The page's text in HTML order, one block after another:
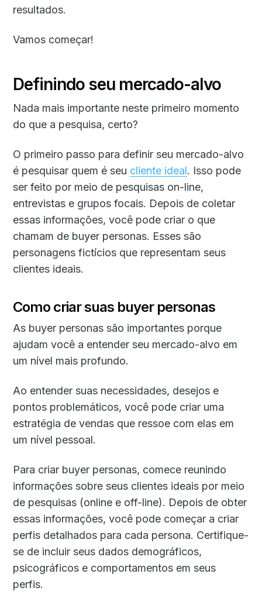
resultados.
Vamos começar!
Definindo seu mercado-alvo
Nada mais importante neste primeiro momento
do que a pesquisa, certo?
O primeiro passo para definir seu mercado-alvo
é pesquisar quem é seu cliente ideal. Isso pode
ser feito por meio de pesquisas on-line,
entrevistas e grupos focais. Depois de coletar
essas informações, você pode criar o que
chamam de buyer personas. Esses são
personagens fictícios que representam seus
clientes ideais.
Como criar suas buyer personas
As buyer personas são importantes porque
ajudam você a entender seu mercado-alvo em
um nível mais profundo.
Ao entender suas necessidades, desejos e
pontos problemáticos, você pode criar uma
estratégia de vendas que ressoe com elas em
um nível pessoal.
Para criar buyer personas, comece reunindo
informações sobre seus clientes ideais por meio
de pesquisas (online e off-line). Depois de obter
essas informações, você pode começar a criar
perfis detalhados para cada persona. Certifique-
se de incluir seus dados demográficos,
psicográficos e comportamentos em seus
perfis.